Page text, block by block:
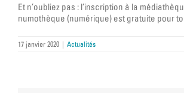
Et n’oubliez pas : l’inscription à la
numothèque (numérique) est gratuite pour
17 janvier 2020 | Actualités